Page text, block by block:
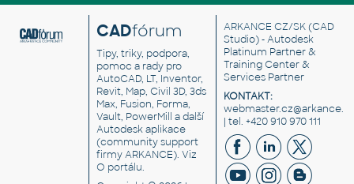
CADfórum
Tipy, triky, podpora,
pomoc a rady pro
AutoCAD, LT, Inventor,
Revit, Map, Civil 3D, 3ds
Max, Fusion, Forma,
Vault, PowerMill a další
Autodesk aplikace
(community support
firmy ARKANCE). Viz
O portálu.
ARKANCE CZ/SK(CAD
Studio) - Autodesk
Platinum Partner &
Training Center &
Services Partner
KONTAKT:
| tel. +420 910 970 111